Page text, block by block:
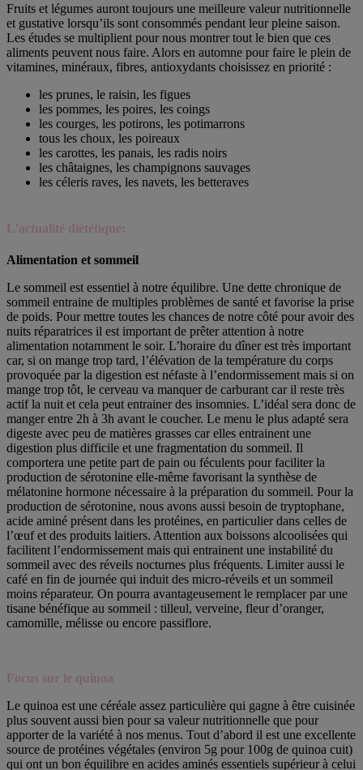
Fruits et légumes auront toujours une meilleure valeur nutritionnelle
et gustative lorsqu’ils sont consommés pendant leur pleine saison.
Les études se multiplient pour nous montrer tout le bien que ces
aliments peuvent nous faire. Alors en automne pour faire le plein de
vitamines, minéraux, fibres, antioxydants choisissez en priorité :
les prunes, le raisin, les figues
les pommes, les poires, les coings
les courges, les potirons, les potimarrons
tous les choux, les poireaux
les carottes, les panais, les radis noirs
les châtaignes, les champignons sauvages
les céleris raves, les navets, les betteraves
L'actualité diététique:
Alimentation et sommeil
Le sommeil est essentiel à notre équilibre. Une dette chronique de
sommeil entraine de multiples problèmes de santé et favorise la prise
de poids. Pour mettre toutes les chances de notre côté pour avoir des
nuits réparatrices il est important de prêter attention à notre
alimentation notamment le soir. L’horaire du dîner est très important
car, si on mange trop tard, l’élévation de la température du corps
provoquée par la digestion est néfaste à l’endormissement mais si on
mange trop tôt, le cerveau va manquer de carburant car il reste très
actif la nuit et cela peut entrainer des insomnies. L’idéal sera donc de
manger entre 2h à 3h avant le coucher. Le menu le plus adapté sera
digeste avec peu de matières grasses car elles entrainent une
digestion plus difficile et une fragmentation du sommeil. Il
comportera une petite part de pain ou féculents pour faciliter la
production de sérotonine elle-même favorisant la synthèse de
mélatonine hormone nécessaire à la préparation du sommeil. Pour la
production de sérotonine, nous avons aussi besoin de tryptophane,
acide aminé présent dans les protéines, en particulier dans celles de
l’œuf et des produits laitiers. Attention aux boissons alcoolisées qui
facilitent l’endormissement mais qui entrainent une instabilité du
sommeil avec des réveils nocturnes plus fréquents. Limiter aussi le
café en fin de journée qui induit des micro-réveils et un sommeil
moins réparateur. On pourra avantageusement le remplacer par une
tisane bénéfique au sommeil : tilleul, verveine, fleur d’oranger,
camomille, mélisse ou encore passiflore.
Focus sur le quinoa
Le quinoa est une céréale assez particulière qui gagne à être cuisinée
plus souvent aussi bien pour sa valeur nutritionnelle que pour
apporter de la variété à nos menus. Tout d’abord il est une excellente
source de protéines végétales (environ 5g pour 100g de quinoa cuit)
qui ont un bon équilibre en acides aminés essentiels supérieur à celui